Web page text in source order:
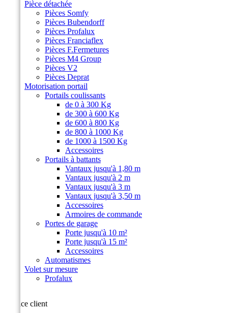
Pièce détachée
Pièces Somfy
Pièces Bubendorff
Pièces Profalux
Pièces Franciaflex
Pièces F.Fermetures
Pièces M4 Group
Pièces V2
Pièces Deprat
Motorisation portail
Portails coulissants
de 0 à 300 Kg
de 300 à 600 Kg
de 600 à 800 Kg
de 800 à 1000 Kg
de 1000 à 1500 Kg
Accessoires
Portails à battants
Vantaux jusqu'à 1,80 m
Vantaux jusqu'à 2 m
Vantaux jusqu'à 3 m
Vantaux jusqu'à 3,50 m
Accessoires
Armoires de commande
Portes de garage
Porte jusqu'à 10 m²
Porte jusqu'à 15 m²
Accessoires
Automatismes
Volet sur mesure
Profalux
Service client